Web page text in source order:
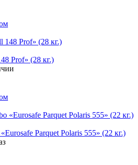
Prof» (28 кг.)
Parquet Polaris 555» (22 кг.)